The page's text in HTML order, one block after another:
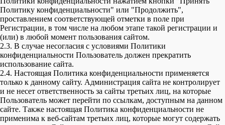
Политику конфиденциальности" или "Продолжить",
проставлением соответствующей отметки в поле при
Регистрации, в том числе на любом этапе такой регистрации и
(или) в любой момент пользования сайтом.
2.3. В случае несогласия с условиями Политики
конфиденциальности Пользователь должен прекратить
использование сайта.
2.4. Настоящая Политика конфиденциальности применяется
только к данному сайту. Администрация сайта не контролирует
и не несет ответственность за сайты третьих лиц, на которые
Пользователь может перейти по ссылкам, доступным на данном
сайте. Также настоящая Политика конфиденциальности не
применима к веб-сайтам третьих лиц, которые могут содержать